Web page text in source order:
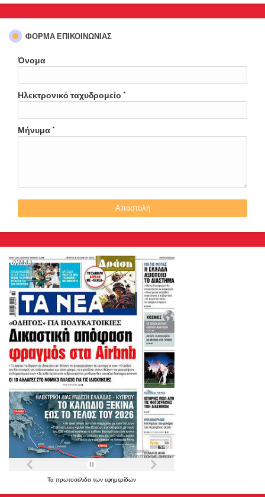
ΦΌΡΜΑ ΕΠΙΚΟΙΝΩΝΊΑΣ
Όνομα
Ηλεκτρονικό ταχυδρομείο *
Μήνυμα *
Τα πρωτοσέλιδα των εφημερίδων